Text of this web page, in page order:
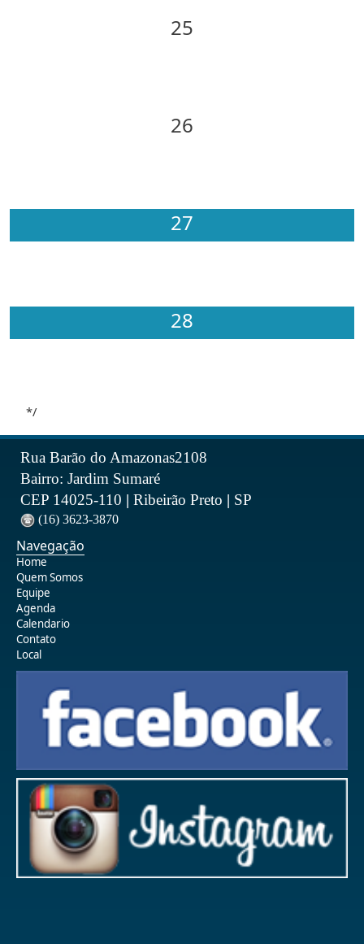
25
26
27
28
*/
Rua Barão do Amazonas2108
Bairro: Jardim Sumaré
CEP 14025-110 | Ribeirão Preto | SP
(16) 3623-3870
Navegação
Home
Quem Somos
Equipe
Agenda
Calendario
Contato
Local